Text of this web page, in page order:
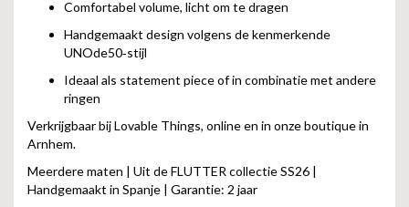
Comfortabel volume, licht om te dragen
Handgemaakt design volgens de kenmerkende
UNOde50‑stijl
Ideaal als statement piece of in combinatie met andere
ringen
Verkrijgbaar bij Lovable Things, online en in onze boutique in
Arnhem.
Meerdere maten | Uit de FLUTTER collectie SS26 |
Handgemaakt in Spanje | Garantie: 2 jaar